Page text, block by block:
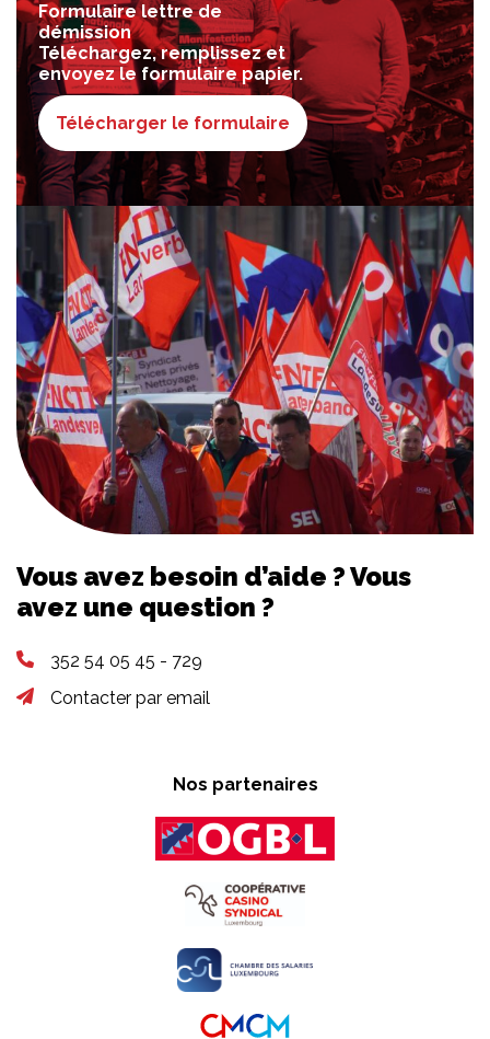
Formulaire lettre de
démission
Téléchargez, remplissez et
envoyez le formulaire papier.
Télécharger le formulaire
Vous avez besoin d’aide ? Vous
avez une question ?
352 54 05 45 - 729
Contacter par email
Nos partenaires